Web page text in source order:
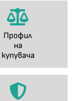
Профил
на
купувача